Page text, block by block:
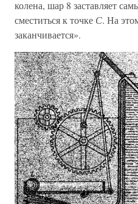
колена, шар 8 заставляет
сместиться к точке С. На
заканчивается».